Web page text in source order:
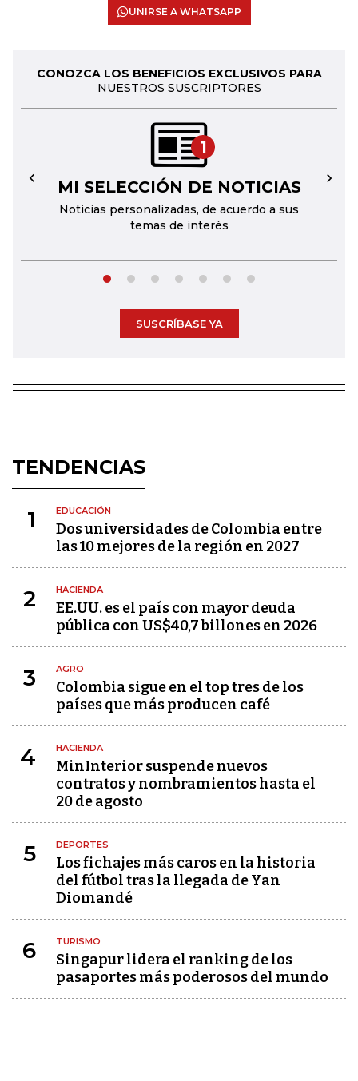
UNIRSE A WHATSAPP
CONOZCA LOS BENEFICIOS EXCLUSIVOS PARA
NUESTROS SUSCRIPTORES
1
MI SELECCIÓN DE NOTICIAS
Noticias personalizadas, de acuerdo a sus
temas de interés
← →
SUSCRÍBASE YA
TENDENCIAS
1 EDUCACIÓN
Dos universidades de Colombia entre
las 10 mejores de la región en 2027
2 HACIENDA
EE.UU. es el país con mayor deuda
pública con US$40,7 billones en 2026
3 AGRO
Colombia sigue en el top tres de los
países que más producen café
4 HACIENDA
MinInterior suspende nuevos
contratos y nombramientos hasta el
20 de agosto
5 DEPORTES
Los fichajes más caros en la historia
del fútbol tras la llegada de Yan
Diomandé
6 TURISMO
Singapur lidera el ranking de los
pasaportes más poderosos del mundo